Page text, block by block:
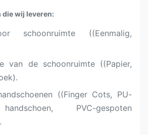
wij leveren:
schoonruimte ((Eenmalig,
van de schoonruimte ((Papier,
((Finger Cots, PU-
PVC-gespoten